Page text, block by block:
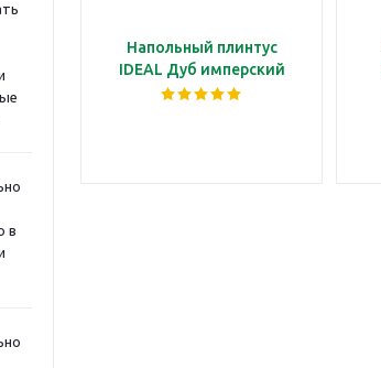
в
Напольный плинтус
IDEAL Дуб имперский